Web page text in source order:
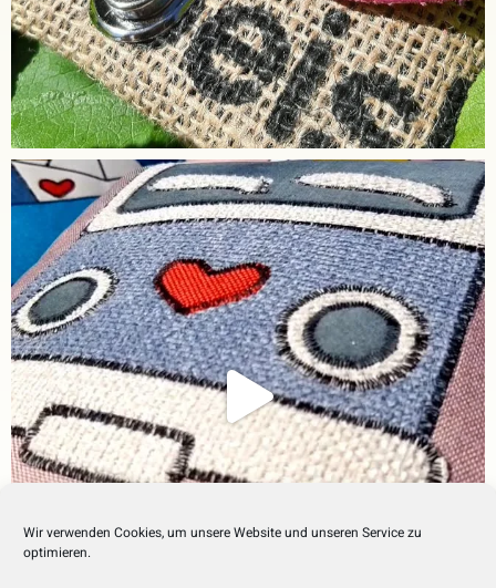
Wir verwenden Cookies, um unsere Website und unseren Service zu
optimieren.